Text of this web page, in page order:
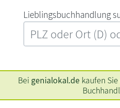
L‍i‍e‍b‍l‍i‍n‍g‍s‍b‍u‍c‍h‍h‍a‍n‍d‍l‍u‍n‍g‍
Bei genialokal.de kaufen